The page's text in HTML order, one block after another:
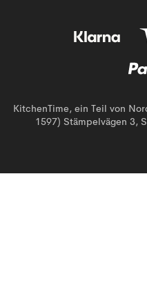
KitchenTime, ein Teil von
1597) Stämpelvägen 3,